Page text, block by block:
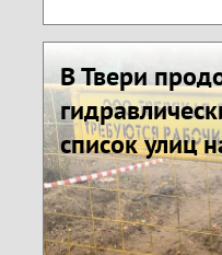
В Твери
список улиц